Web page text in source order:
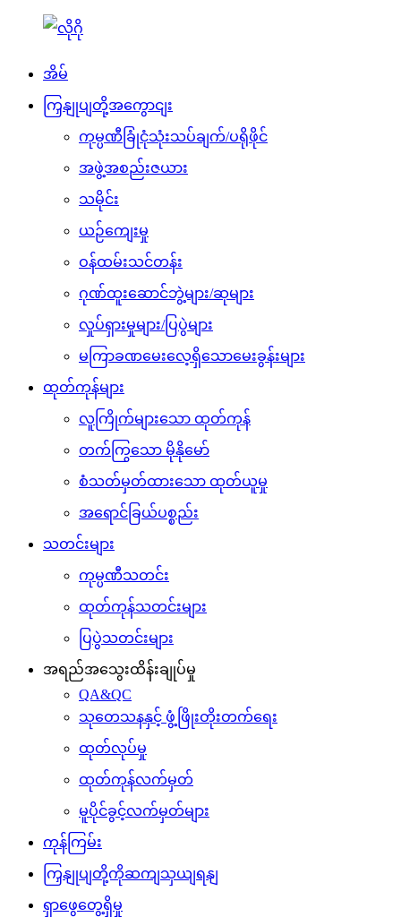
အိမ်
ကြှနျုပျတို့အကွောငျး
ကုမ္ပဏီခြုံငုံသုံးသပ်ချက်/ပရိုဖိုင်
အဖွဲ့အစည်းဇယား
သမိုင်း
ယဉ်ကျေးမှု
ဝန်ထမ်းသင်တန်း
ဂုဏ်ထူးဆောင်ဘွဲ့များ/ဆုများ
လှုပ်ရှားမှုများ/ပြပွဲများ
မကြာခဏမေးလေ့ရှိသောမေးခွန်းများ
ထုတ်ကုန်များ
လူကြိုက်များသော ထုတ်ကုန်
တက်ကြွသော မိုနိုမော်
စံသတ်မှတ်ထားသော ထုတ်ယူမှု
အရောင်ခြယ်ပစ္စည်း
သတင်းများ
ကုမ္ပဏီသတင်း
ထုတ်ကုန်သတင်းများ
ပြပွဲသတင်းများ
အရည်အသွေးထိန်းချုပ်မှု
QA&QC
သုတေသနနှင့် ဖွံ့ဖြိုးတိုးတက်ရေး
ထုတ်လုပ်မှု
ထုတ်ကုန်လက်မှတ်
မူပိုင်ခွင့်လက်မှတ်များ
ကုန်ကြမ်း
ကြှနျုပျတို့ကိုဆကျသှယျရနျ
ရှာဖွေတွေ့ရှိမှု